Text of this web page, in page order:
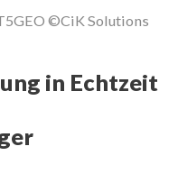
©CiK Solutions
in Echtzeit